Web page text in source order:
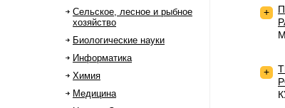
Сельское, лесное и рыбное
хозяйство
Биологические науки
Информатика
Химия
Медицина
+
+